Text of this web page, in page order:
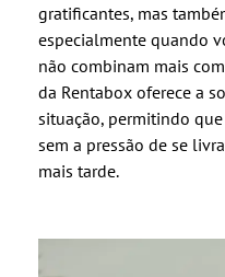
gratificantes, mas
especialmente quando
não combinam mais
da Rentabox oferece a
situação, permitindo
sem a pressão de se
mais tarde.